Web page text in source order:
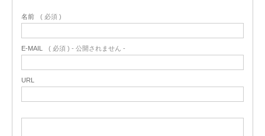
名前 ( 必須 )
E-MAIL ( 必須 ) - 公開されません -
URL